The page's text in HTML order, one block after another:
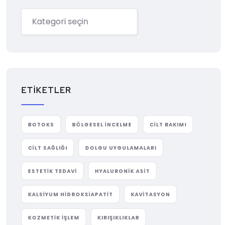
ETIKETLER
BOTOKS BÖLGESEL INCELME CILT BAKIMI
CILT SAĞLIĞI DOLGU UYGULAMALARI
ESTETIK TEDAVI HYALURONIK ASIT
KALSIYUM HIDROKSIAPATIT KAVITASYON
KOZMETIK IŞLEM KIRIŞIKLIKLAR